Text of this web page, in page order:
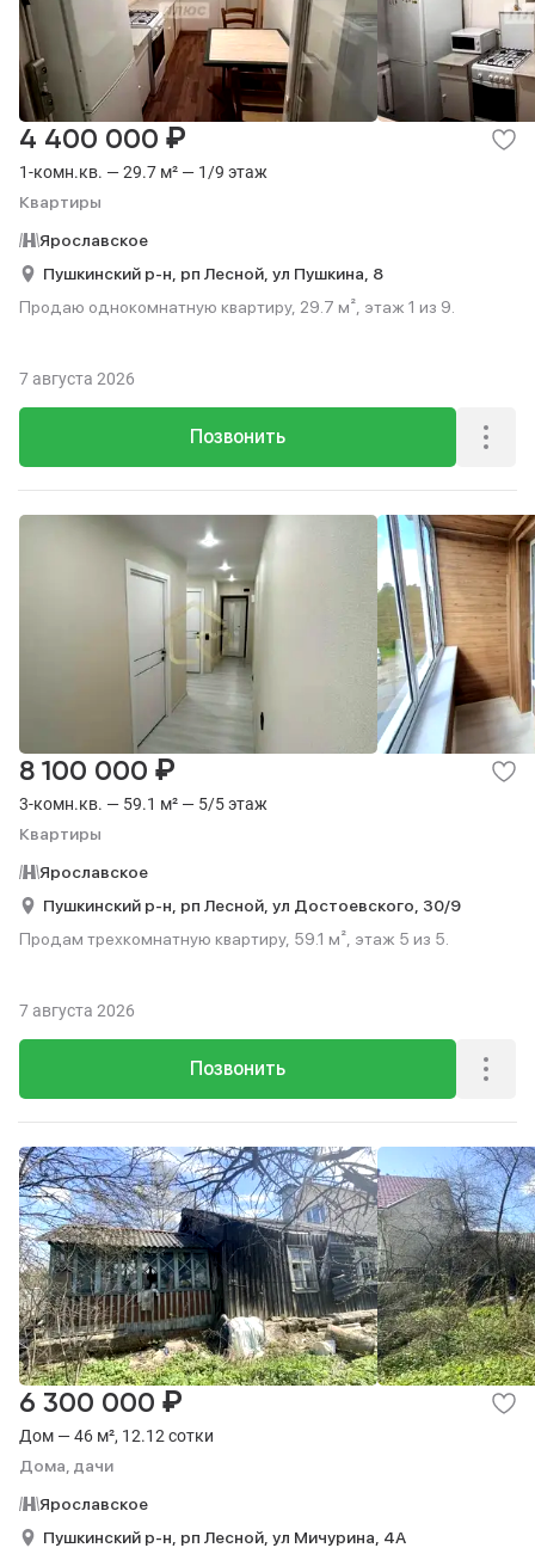
1-комн.кв. — 29.7 м² — 1/9 этаж
Квартиры
4 400 000 ₽
Ярославское
Пушкинский р-н, рп Лесной, ул Пушкина, 8
Продаю однокомнатную квартиру, 29.7 м², этаж 1 из 9.
Позвонить
7 августа 2026
3-комн.кв. — 59.1 м² — 5/5 этаж
Квартиры
8 100 000 ₽
Ярославское
Пушкинский р-н, рп Лесной, ул Достоевского, 30/9
Продам трехкомнатную квартиру, 59.1 м², этаж 5 из 5.
Позвонить
7 августа 2026
Дом — 46 м², 12.12 сотки
Дома, дачи
6 300 000 ₽
Ярославское
Пушкинский р-н, рп Лесной, ул Мичурина, 4А